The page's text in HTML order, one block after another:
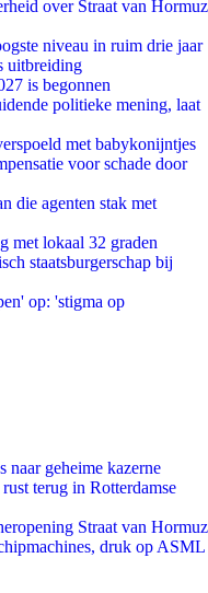
over Straat van Hormuz
niveau in ruim drie jaar
uitbreiding
is begonnen
politieke mening, laat
met babykonijntjes
voor schade door
die agenten stak met
met lokaal 32 graden
staatsburgerschap bij
op: 'stigma op
geheime kazerne
terug in Rotterdamse
Straat van Hormuz
druk op ASML